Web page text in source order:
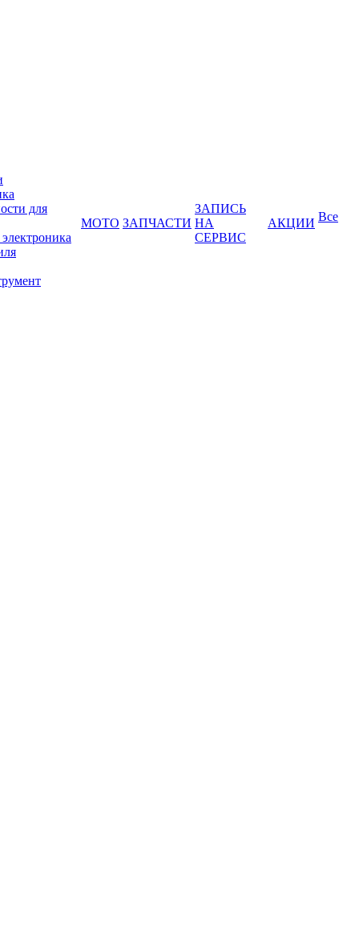
для
МОТО ЗАПЧАСТИ
ЗАПИСЬ
НА
СЕРВИС
АКЦИИ Все